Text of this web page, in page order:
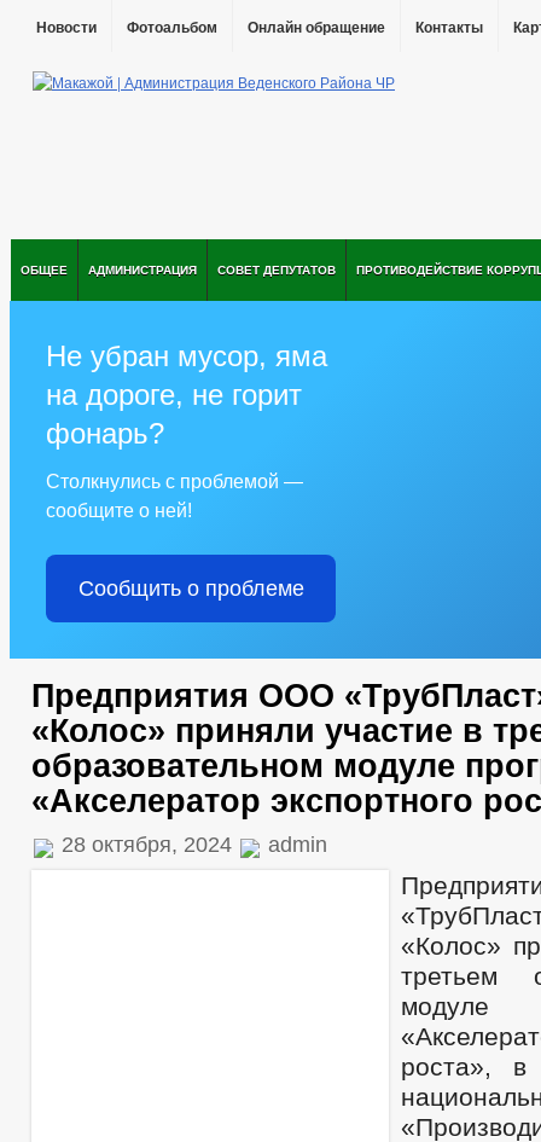
Новости Фотоальбом Онлайн обращение Контакты
ОБЩЕЕ АДМИНИСТРАЦИЯ СОВЕТ ДЕПУТАТОВ ПРОТИВОДЕЙСТВИЕ
Не убран мусор, яма
на дороге, не горит
фонарь?
Столкнулись с проблемой —
сообщите о ней!
Сообщить о проблеме
Предприятия ООО
«Колос» приняли участие в
образовательном модуле
«Акселератор экспортного
28 октября, 2024 admin
«Колос»
третьем
роста», в